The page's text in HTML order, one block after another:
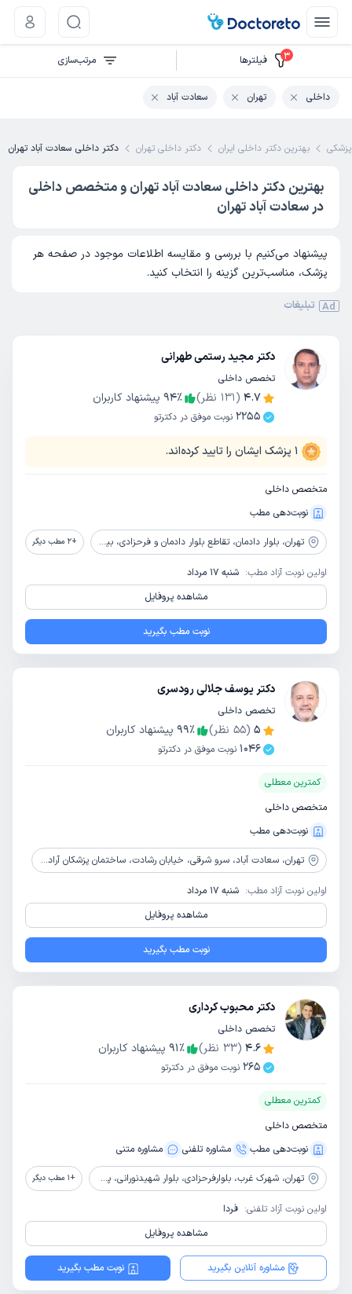
بهترین دکتر داخلی ایران دکتر داخلی تهران دکتر داخلی سعادت آباد تهران
بهترین دکتر داخلی سعادت آباد تهران و متخصص داخلی
در سعادت آباد تهران
پیشنهاد می‌کنیم با بررسی و مقایسه اطلاعات موجود در صفحه هر
پزشک، مناسب‌ترین گزینه را انتخاب کنید.
دکتر مجید رستمی طهرانی
تخصص داخلی
4.7
(
131 نظر) 94٪
پیشنهاد کاربران
2255 نوبت موفق در دکترتو
1 پزشک ایشان را تایید کرده‌اند.
متخصص داخلی
نوبت‌دهی مطب
تهران، بلوار دادمان، تقاطع بلوار دادمان و فرحزادی، بیمارستان آتیه، ساختمان پزشکان آتیه +
2 مطب دیگر
اولین نوبت آزاد مطب: شنبه 17 مرداد
مشاهده پروفایل
نوبت مطب بگیرید
دکتر یوسف جلالی رودسری
تخصص داخلی
5
(
55 نظر) 99٪
پیشنهاد کاربران
1046 نوبت موفق در دکترتو
کمترین معطلی
متخصص داخلی
نوبت‌دهی مطب
تهران، سعادت آباد، سرو شرقی، خیابان رشادت، ساختمان پزشکان آراد، پلاک 4، طبقه 1
اولین نوبت آزاد مطب: شنبه 17 مرداد
مشاهده پروفایل
نوبت مطب بگیرید
دکتر محبوب کرداری
تخصص داخلی
4.6
(
33 نظر) 91٪
پیشنهاد کاربران
265 نوبت موفق در دکترتو
کمترین معطلی
متخصص داخلی
نوبت‌دهی مطب
مشاوره‌ تلفنی مشاوره‌ متنی
تهران، شهرک غرب، بلوارفرحزادی، بلوار شهیدنورانی، پلاک 26، ساختمان اکسیر، طبقه 2، واحد 4 +
1 مطب دیگر
اولین نوبت آزاد تلفنی: فردا
مشاهده پروفایل
مشاوره آنلاین بگیرید نوبت مطب بگیرید
Ad تبلیغات
3 فیلتر‌ها مرتب‌سازی
داخلی تهران سعادت آباد